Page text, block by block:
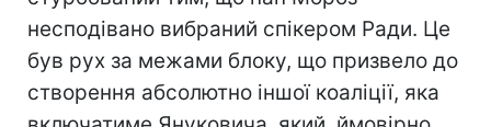
несподівано вибраний спікером Ради. Це
був рух за межами блоку, що призвело до
створення абсолютно іншої коаліції, яка